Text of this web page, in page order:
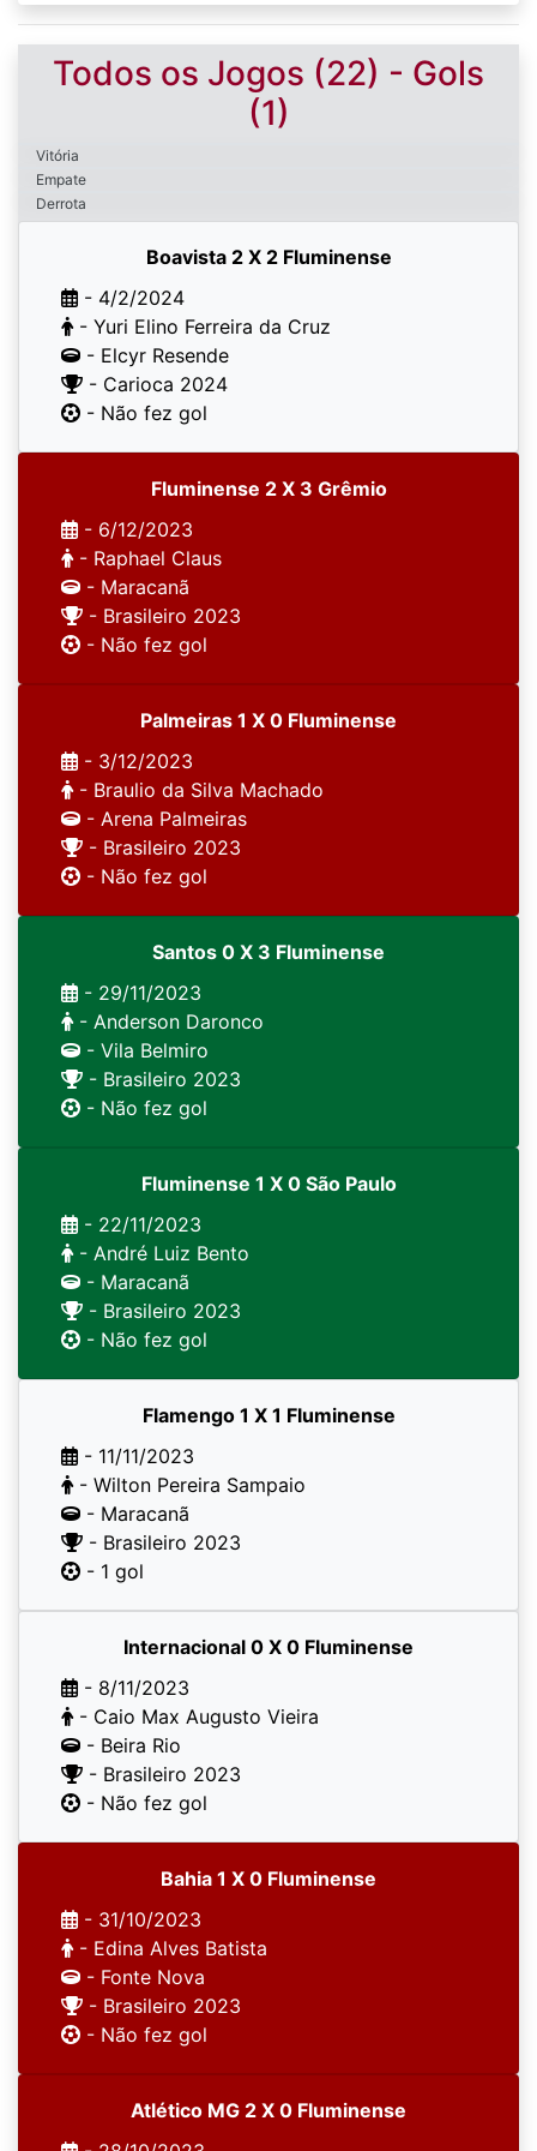
Todos os Jogos (22) - Gols
(1)
Vitória
Empate
Derrota
Boavista 2 X 2 Fluminense
- 4/2/2024
- Yuri Elino Ferreira da Cruz
- Elcyr Resende
- Carioca 2024
- Não fez gol
Fluminense 2 X 3 Grêmio
- 6/12/2023
- Raphael Claus
- Maracanã
- Brasileiro 2023
- Não fez gol
Palmeiras 1 X 0 Fluminense
- 3/12/2023
- Braulio da Silva Machado
- Arena Palmeiras
- Brasileiro 2023
- Não fez gol
Santos 0 X 3 Fluminense
- 29/11/2023
- Anderson Daronco
- Vila Belmiro
- Brasileiro 2023
- Não fez gol
Fluminense 1 X 0 São Paulo
- 22/11/2023
- André Luiz Bento
- Maracanã
- Brasileiro 2023
- Não fez gol
Flamengo 1 X 1 Fluminense
- 11/11/2023
- Wilton Pereira Sampaio
- Maracanã
- Brasileiro 2023
- 1 gol
Internacional 0 X 0 Fluminense
- 8/11/2023
- Caio Max Augusto Vieira
- Beira Rio
- Brasileiro 2023
- Não fez gol
Bahia 1 X 0 Fluminense
- 31/10/2023
- Edina Alves Batista
- Fonte Nova
- Brasileiro 2023
- Não fez gol
Atlético MG 2 X 0 Fluminense